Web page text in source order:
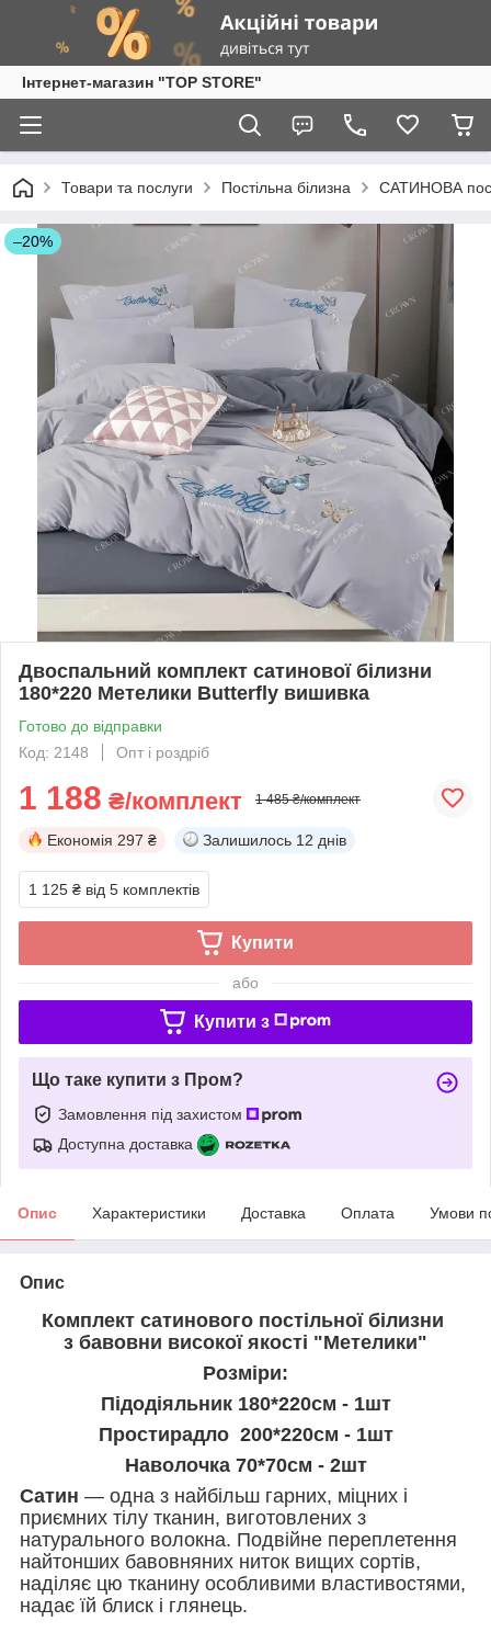
Інтернет-магазин "TOP STORE"
Товари та послуги Постільна білизна САТИНОВА
–20%
Двоспальний комплект сатинової білизни
180*220 Метелики Butterfly вишивка
Готово до відправки
Код: 2148
Опт і роздріб
1 188 ₴/комплект 1 485 ₴/комплект
Економія 297 ₴ Залишилось 12 днів
1 125 ₴ від 5 комплектів
Купити
або
Купити з
Що таке купити з Пром?
Замовлення під захистом
Доступна доставка
Опис Характеристики Доставка Оплата Умови
Опис
Комплект сатинового постільної білизни
з бавовни високої якості "Метелики"
Розміри:
Підодіяльник 180*220см - 1шт
Простирадло 200*220см - 1шт
Наволочка 70*70см - 2шт
Сатин — одна з найбільш гарних, міцних і
приємних тілу тканин, виготовлених з
натурального волокна. Подвійне переплетення
найтонших бавовняних ниток вищих сортів,
наділяє цю тканину особливими властивостями,
надає їй блиск і глянець.